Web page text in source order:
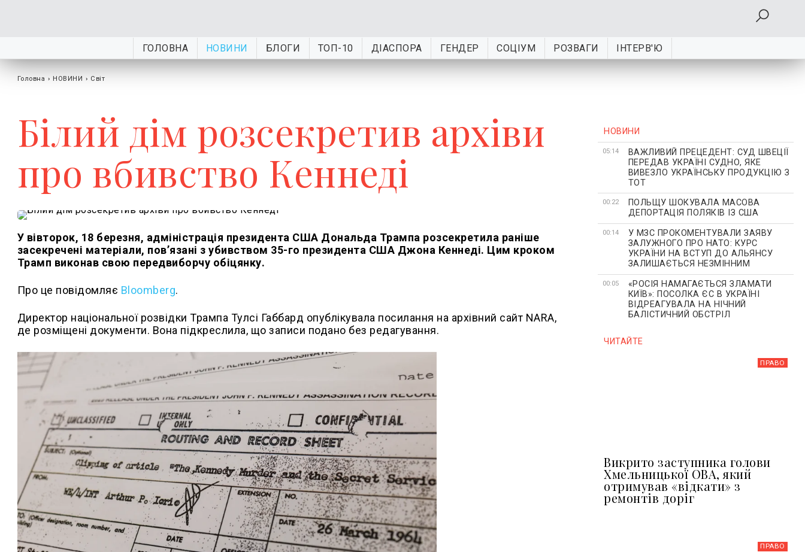
ГОЛОВНА НОВИНИ БЛОГИ ТОП-10 ДІАСПОРА ГЕНДЕР СОЦІУМ РОЗВАГИ ІНТЕРВ'Ю
Головна › НОВИНИ › Світ
Білий дім розсекретив архіви
про вбивство Кеннеді
У вівторок, 18 березня, адміністрація президента США Дональда Трампа розсекретила раніше
засекречені матеріали, пов’язані з убивством 35-го президента США Джона Кеннеді. Цим кроком
Трамп виконав свою передвиборчу обіцянку.
Про це повідомляє Bloomberg.
Директор національної розвідки Трампа Тулсі Габбард опублікувала посилання на архівний сайт NARA,
де розміщені документи. Вона підкреслила, що записи подано без редагування.
НОВИНИ
05:14
ВАЖЛИВИЙ ПРЕЦЕДЕНТ: СУД ШВЕЦІЇ
ПЕРЕДАВ УКРАЇНІ СУДНО, ЯКЕ
ВИВЕЗЛО УКРАЇНСЬКУ ПРОДУКЦІЮ З
ТОТ
00:22
ПОЛЬЩУ ШОКУВАЛА МАСОВА
ДЕПОРТАЦІЯ ПОЛЯКІВ ІЗ США
00:14
У МЗС ПРОКОМЕНТУВАЛИ ЗАЯВУ
ЗАЛУЖНОГО ПРО НАТО: КУРС
УКРАЇНИ НА ВСТУП ДО АЛЬЯНСУ
ЗАЛИШАЄТЬСЯ НЕЗМІННИМ
00:05
«РОСІЯ НАМАГАЄТЬСЯ ЗЛАМАТИ
КИЇВ»: ПОСОЛКА ЄС В УКРАЇНІ
ВІДРЕАГУВАЛА НА НІЧНИЙ
БАЛІСТИЧНИЙ ОБСТРІЛ
ЧИТАЙТЕ
ПРАВО
Викрито заступника голови
Хмельницької ОВА, який
отримував «відкати» з
ремонтів доріг
ПРАВО